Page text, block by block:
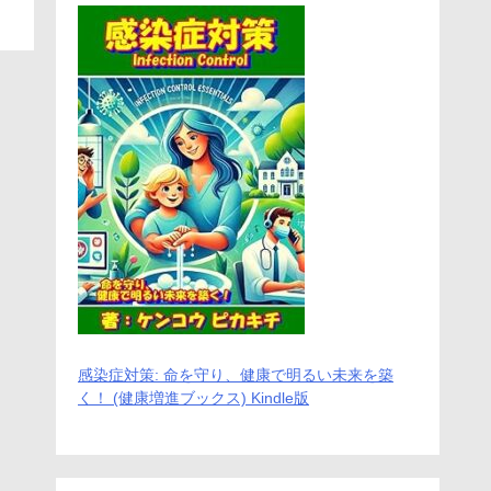
感染症対策: 命を守り、健康で明るい未来を築
く！ (健康増進ブックス) Kindle版